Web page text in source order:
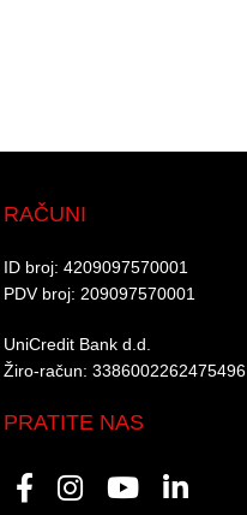
RAČUNI
ID broj: 4209097570001​
PDV broj: 209097570001 ​
UniCredit Bank d.d.​
Žiro-račun: 3386002262475496​​
PRATITE NAS